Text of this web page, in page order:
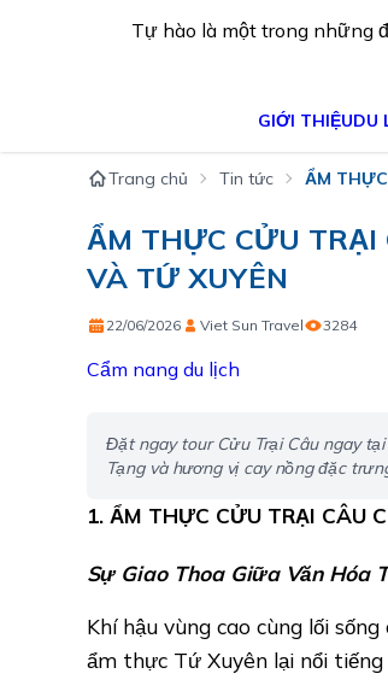
Tự hào là một trong
GIỚI THIỆUDU
Trang chủ Tin tức ẨM
ẨM THỰC CỬU
VÀ TỨ XUYÊN
22/06/2026 Viet Sun Travel 3284
Cẩm nang du lịch
Đặt ngay tour Cửu Trại Câu ngay
Tạng và hương vị cay nồng đặc
1. ẨM THỰC CỬU TRẠI CÂU
Sự Giao Thoa Giữa Văn Hóa
Khí hậu vùng cao cùng lối
ẩm thực Tứ Xuyên lại nổi